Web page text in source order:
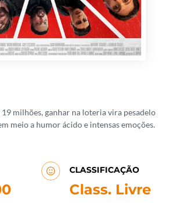
milhões, ganhar na loteria vira pesadelo
meio a humor ácido e intensas emoções.
CLASSIFICAÇÃO
Class. Livre